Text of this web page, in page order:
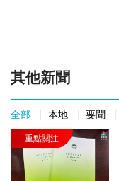
其他新聞
全部 本地 要聞